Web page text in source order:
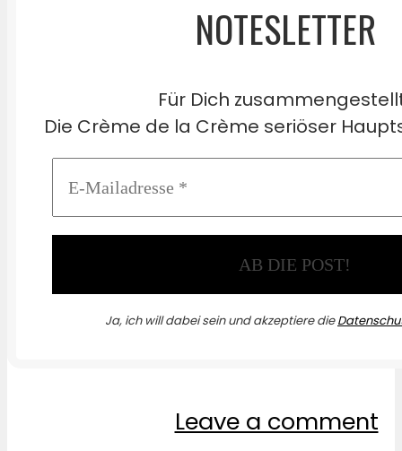
NOTESLETTER
Für Dich
Die Crème de la Crème seriöser
Ja, ich will dabei sein und akzeptiere die
Leave a comment